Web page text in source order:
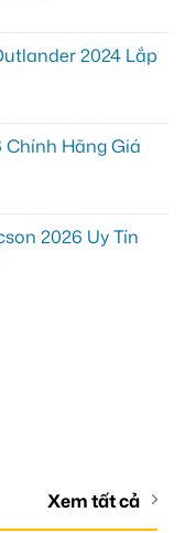
2024 Lắp
Chính Hãng Giá
2026 Uy Tín
Xem tất cả